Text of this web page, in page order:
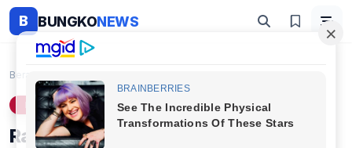
B BUNGKONEWS
Beranda
LIFESTYLE
Ramalan Keuangan Zodiak 1 Juli